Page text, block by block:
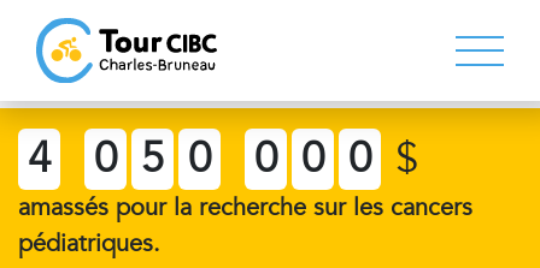
4 0 5 0 0 0 0 $
amassés pour la recherche sur les cancers
pédiatriques.